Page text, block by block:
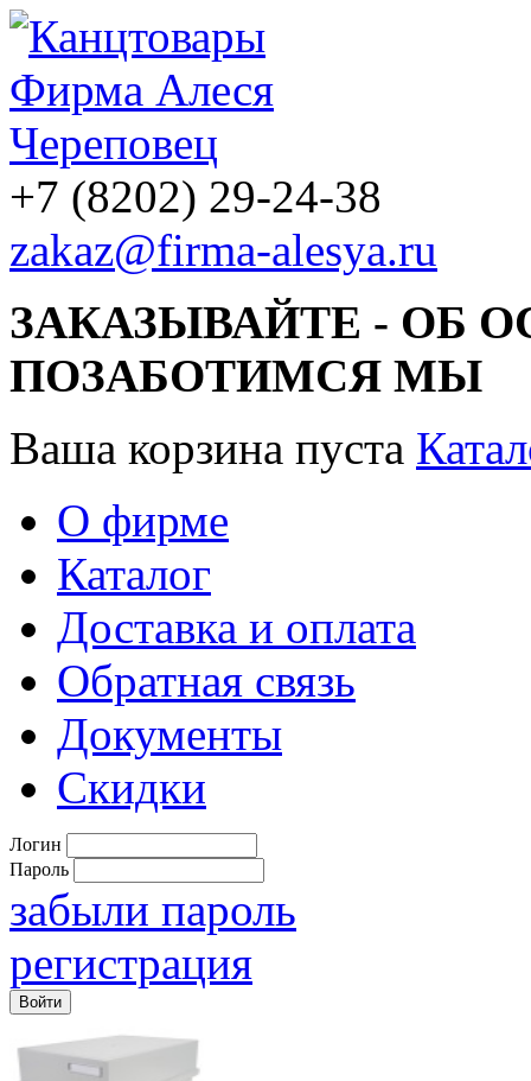
+7 (8202) 29-24-38
zakaz@firma-alesya.ru
ЗАКАЗЫВАЙТЕ - ОБ
ПОЗАБОТИМСЯ МЫ
Ваша корзина пуста
О фирме
Каталог
Доставка и оплата
Обратная связь
Документы
Скидки
Логин
Пароль
забыли пароль
регистрация